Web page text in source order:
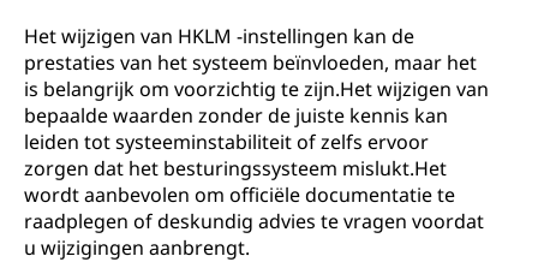
Het wijzigen van HKLM -instellingen kan de
prestaties van het systeem beïnvloeden, maar het
is belangrijk om voorzichtig te zijn.Het wijzigen van
bepaalde waarden zonder de juiste kennis kan
leiden tot systeeminstabiliteit of zelfs ervoor
zorgen dat het besturingssysteem mislukt.Het
wordt aanbevolen om officiële documentatie te
raadplegen of deskundig advies te vragen voordat
u wijzigingen aanbrengt.